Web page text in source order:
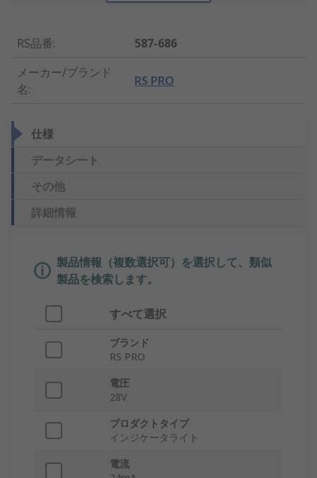
RS品番:
587-686
メーカー/ブランド
名:
RS PRO
仕様
データシート
その他
詳細情報
製品情報（複数選択可）を選択して、類似
製品を検索します。
すべて選択
ブランド
RS PRO
電圧
28V
プロダクトタイプ
インジケータライト
電流